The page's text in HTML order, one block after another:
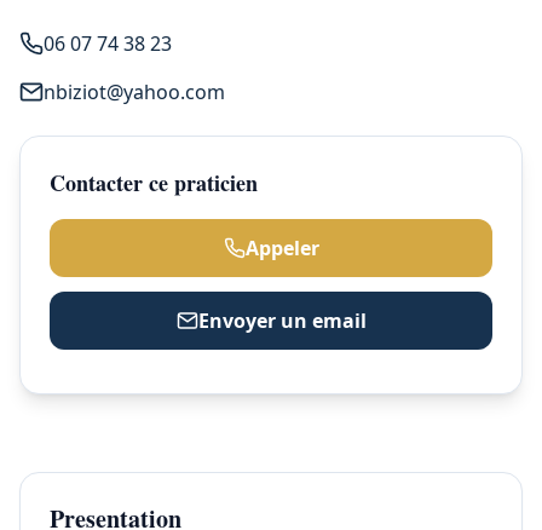
06 07 74 38 23
nbiziot@yahoo.com
Contacter ce praticien
Appeler
Envoyer un email
Presentation